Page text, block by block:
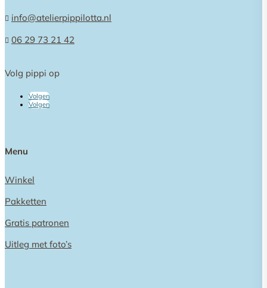
 info@atelierpippilotta.nl
 06 29 73 21 42
Volg pippi op
Volgen
Volgen
Menu
Winkel
Pakketten
Gratis patronen
Uitleg met foto’s